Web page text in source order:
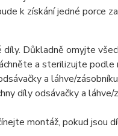
k získání jedné porce
Důkladně omyjte
a sterilizujte podle
a láhve/
díly odsávačky a
montáž, pokud jsou